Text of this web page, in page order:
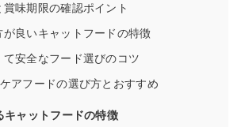
味期限の確認ポイント
が良いキャットフードの特徴
て安全なフード選びのコツ
アフードの選び方とおすすめ
キャットフードの特徴